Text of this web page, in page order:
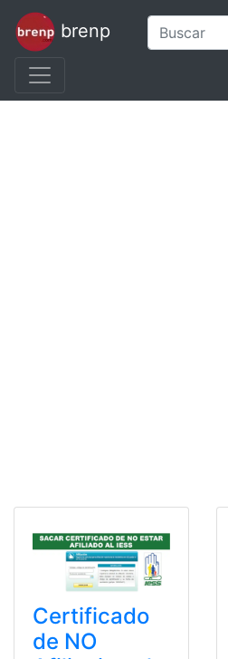
brenp
Certificado
de NO